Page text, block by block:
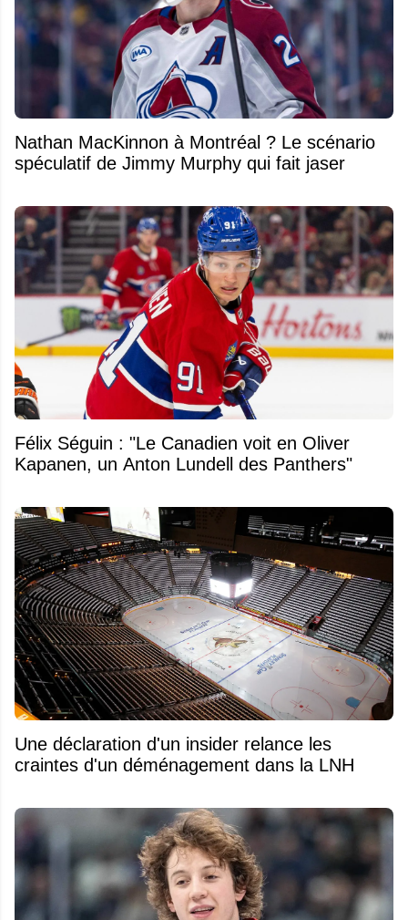
Nathan MacKinnon à Montréal ? Le scénario
spéculatif de Jimmy Murphy qui fait jaser
Félix Séguin : "Le Canadien voit en Oliver
Kapanen, un Anton Lundell des Panthers"
Une déclaration d'un insider relance les
craintes d'un déménagement dans la LNH